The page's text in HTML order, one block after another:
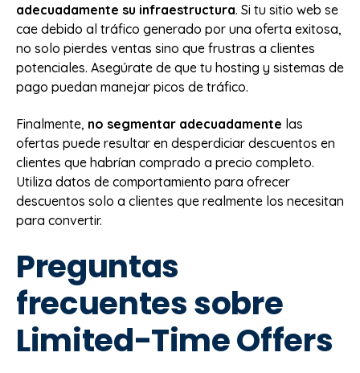
adecuadamente su infraestructura. Si tu sitio web se
cae debido al tráfico generado por una oferta exitosa,
no solo pierdes ventas sino que frustras a clientes
potenciales. Asegúrate de que tu hosting y sistemas de
pago puedan manejar picos de tráfico.
Finalmente, no segmentar adecuadamente las
ofertas puede resultar en desperdiciar descuentos en
clientes que habrían comprado a precio completo.
Utiliza datos de comportamiento para ofrecer
descuentos solo a clientes que realmente los necesitan
para convertir.
Preguntas
frecuentes sobre
Limited-Time Offers